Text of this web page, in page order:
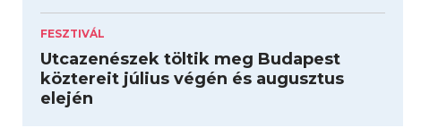
FESZTIVÁL
Utcazenészek töltik meg Budapest
köztereit július végén és augusztus
elején